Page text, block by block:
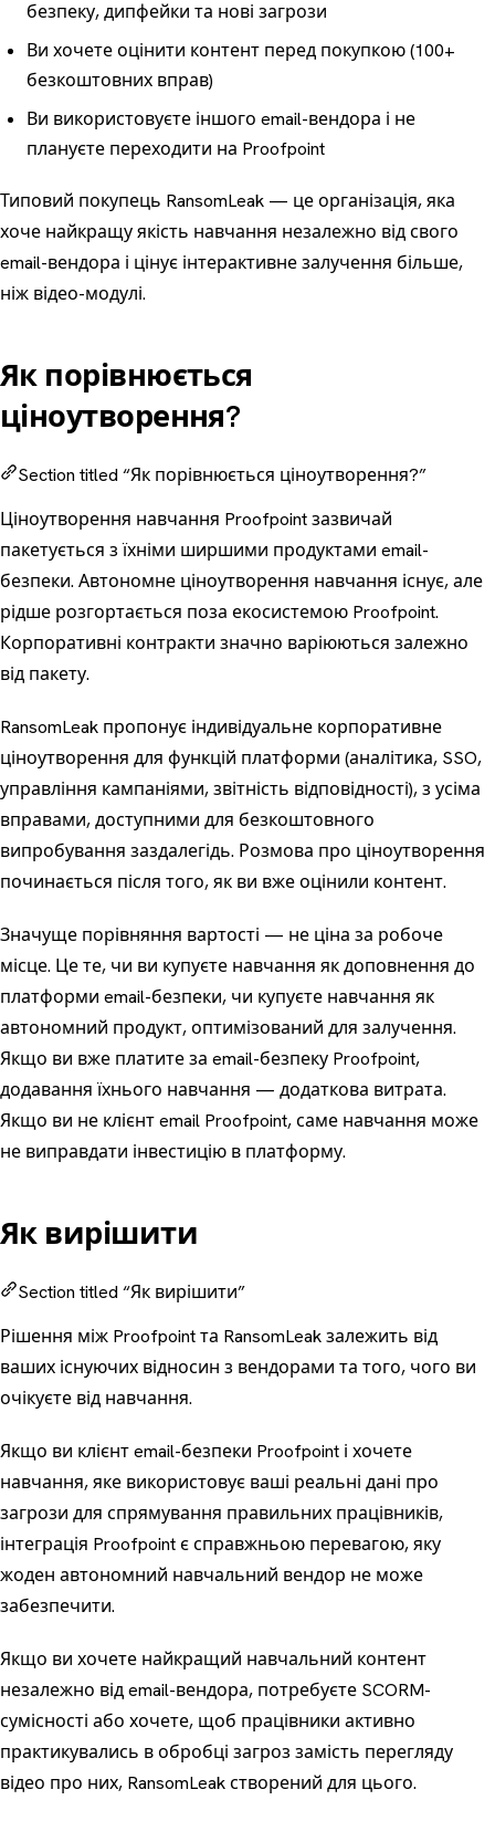
безпеку, дипфейки та нові загрози
Ви хочете оцінити контент перед покупкою (100+
безкоштовних вправ)
Ви використовуєте іншого email-вендора і не
плануєте переходити на Proofpoint
Типовий покупець RansomLeak — це організація, яка
хоче найкращу якість навчання незалежно від свого
email-вендора і цінує інтерактивне залучення більше,
ніж відео-модулі.
Як порівнюється
ціноутворення?
Section titled “Як порівнюється ціноутворення?”
Ціноутворення навчання Proofpoint зазвичай
пакетується з їхніми ширшими продуктами email-
безпеки. Автономне ціноутворення навчання існує, але
рідше розгортається поза екосистемою Proofpoint.
Корпоративні контракти значно варіюються залежно
від пакету.
RansomLeak пропонує індивідуальне корпоративне
ціноутворення для функцій платформи (аналітика, SSO,
управління кампаніями, звітність відповідності), з усіма
вправами, доступними для безкоштовного
випробування заздалегідь. Розмова про ціноутворення
починається після того, як ви вже оцінили контент.
Значуще порівняння вартості — не ціна за робоче
місце. Це те, чи ви купуєте навчання як доповнення до
платформи email-безпеки, чи купуєте навчання як
автономний продукт, оптимізований для залучення.
Якщо ви вже платите за email-безпеку Proofpoint,
додавання їхнього навчання — додаткова витрата.
Якщо ви не клієнт email Proofpoint, саме навчання може
не виправдати інвестицію в платформу.
Як вирішити
Section titled “Як вирішити”
Рішення між Proofpoint та RansomLeak залежить від
ваших існуючих відносин з вендорами та того, чого ви
очікуєте від навчання.
Якщо ви клієнт email-безпеки Proofpoint і хочете
навчання, яке використовує ваші реальні дані про
загрози для спрямування правильних працівників,
інтеграція Proofpoint є справжньою перевагою, яку
жоден автономний навчальний вендор не може
забезпечити.
Якщо ви хочете найкращий навчальний контент
незалежно від email-вендора, потребуєте SCORM-
сумісності або хочете, щоб працівники активно
практикувались в обробці загроз замість перегляду
відео про них, RansomLeak створений для цього.